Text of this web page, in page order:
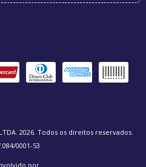
2026. Todos os direitos reservados.
0001-53
por